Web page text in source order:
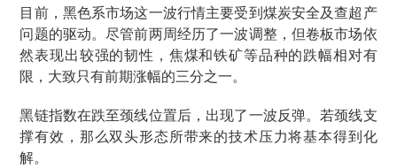
目前，黑色系市场这一波行情主要受到煤炭安全及查超产
问题的驱动。尽管前两周经历了一波调整，但卷板市场依
然表现出较强的韧性，焦煤和铁矿等品种的跌幅相对有
限，大致只有前期涨幅的三分之一。
黑链指数在跌至颈线位置后，出现了一波反弹。若颈线支
撑有效，那么双头形态所带来的技术压力将基本得到化
解。